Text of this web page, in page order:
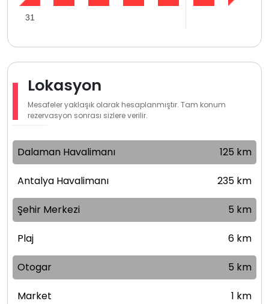
31
Lokasyon
Mesafeler yaklaşık olarak hesaplanmıştır. Tam konum
rezervasyon sonrası sizlere verilir.
Dalaman Havalimanı 125 km
Antalya Havalimanı 235 km
Şehir Merkezi 5 km
Plaj 6 km
Otogar 5 km
Market 1 km